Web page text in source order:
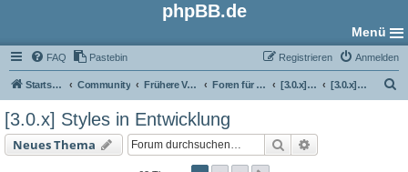
phpBB.de
Menü
FAQ Pastebin Anmelden
Registrieren
Startseite Community Frühere Versionen Foren für phpBB 3.0 [3.0.x] Style-Foren [3.0.x] Styles in Entwicklung
[3.0.x] Styles in Entwicklung
Neues Thema Suche